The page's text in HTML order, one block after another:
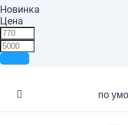
Новинка
Цена